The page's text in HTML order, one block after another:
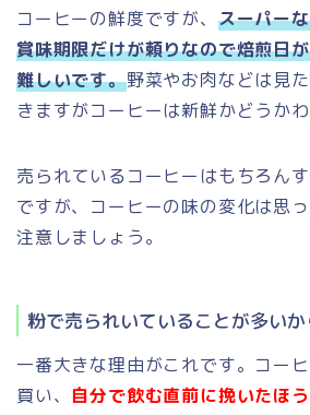
コーヒーの鮮度ですが、 スーパー
賞味期限だけが頼りなので焙煎日
難しいです。野菜やお肉などは見
きますがコーヒーは新鮮かどうかわ
売られているコーヒーはもちろん
ですが、コーヒーの味の変化は思
注意しましょう。
粉で売られいていることが多いか
一番大きな理由がこれです。コー
買い、 自分で飲む直前に挽いたほ